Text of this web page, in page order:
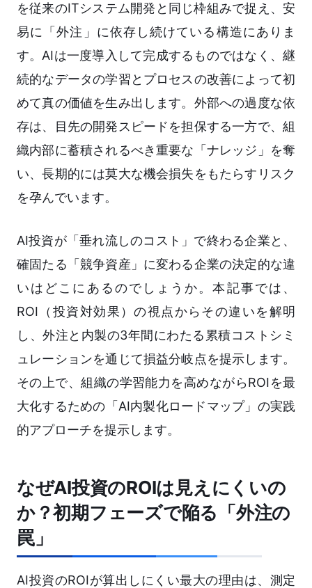
を従来のITシステム開発と同じ枠組みで捉え、安
易に「外注」に依存し続けている構造にありま
す。AIは一度導入して完成するものではなく、継
続的なデータの学習とプロセスの改善によって初
めて真の価値を生み出します。外部への過度な依
存は、目先の開発スピードを担保する一方で、組
織内部に蓄積されるべき重要な「ナレッジ」を奪
い、長期的には莫大な機会損失をもたらすリスク
を孕んでいます。
AI投資が「垂れ流しのコスト」で終わる企業と、
確固たる「競争資産」に変わる企業の決定的な違
いはどこにあるのでしょうか。本記事では、
ROI（投資対効果）の視点からその違いを解明
し、外注と内製の3年間にわたる累積コストシミ
ュレーションを通じて損益分岐点を提示します。
その上で、組織の学習能力を高めながらROIを最
大化するための「AI内製化ロードマップ」の実践
的アプローチを提示します。
なぜAI投資のROIは見えにくいの
か？初期フェーズで陥る「外注の
罠」
AI投資のROIが算出しにくい最大の理由は、測定